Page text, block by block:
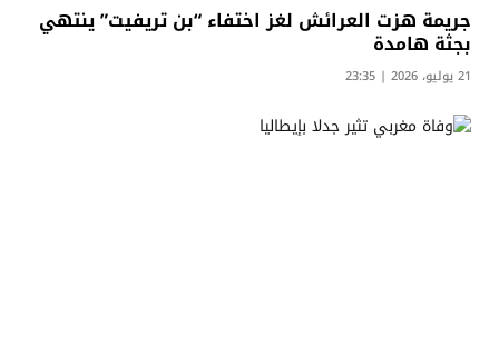
جريمة هزت العرائش لغز اختفاء “بن تريفيت” ينتهي
بجثة هامدة
21 يوليو، 2026 | 23:35